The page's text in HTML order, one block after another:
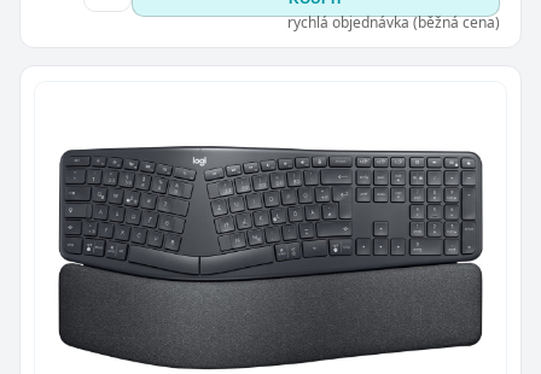
Zavřít
rychlá objednávka (běžná cena)